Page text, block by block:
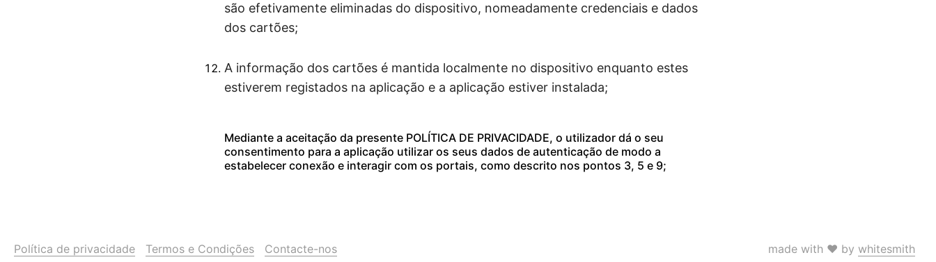
são efetivamente eliminadas do dispositivo, nomeadamente credenciais e dados
dos cartões;
A informação dos cartões é mantida localmente no dispositivo enquanto estes
estiverem registados na aplicação e a aplicação estiver instalada;
Mediante a aceitação da presente POLÍTICA DE PRIVACIDADE, o utilizador dá o seu
consentimento para a aplicação utilizar os seus dados de autenticação de modo a
estabelecer conexão e interagir com os portais, como descrito nos pontos 3, 5 e 9;
Política de privacidade Termos e Condições Contacte-nos made with ♥ by whitesmith